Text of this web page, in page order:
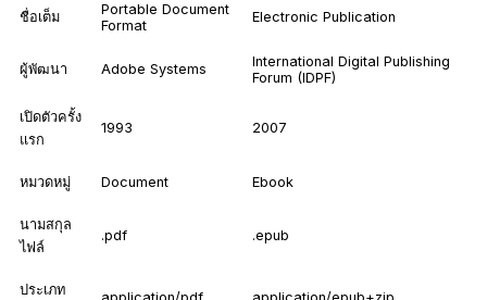
ชื่อเต็ม
Portable Document
Format
Electronic Publication
ผู้พัฒนา Adobe Systems
International Digital Publishing
Forum (IDPF)
เปิดตัวครั้ง
แรก
1993 2007
หมวดหมู่ Document Ebook
นามสกุล
ไฟล์
.pdf .epub
ประเภท